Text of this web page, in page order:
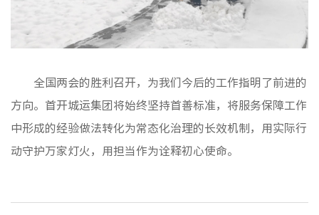
全国两会的胜利召开，为我们今后的工作指明了前进的
方向。首开城运集团将始终坚持首善标准，将服务保障工作
中形成的经验做法转化为常态化治理的长效机制，用实际行
动守护万家灯火，用担当作为诠释初心使命。